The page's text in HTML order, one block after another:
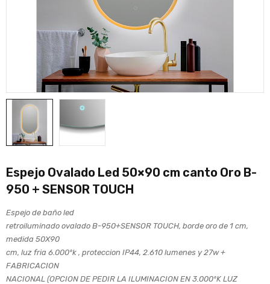
Espejo Ovalado Led 50×90 cm canto Oro B-
950 + SENSOR TOUCH
Espejo de baño led
retroiluminado ovalado B-950+SENSOR TOUCH, borde oro de 1 cm,
medida 50X90
cm, luz fria 6.000ºk , proteccion IP44, 2.610 lumenes y 27w +
FABRICACION
NACIONAL (OPCION DE PEDIR LA ILUMINACION EN 3.000ºK LUZ